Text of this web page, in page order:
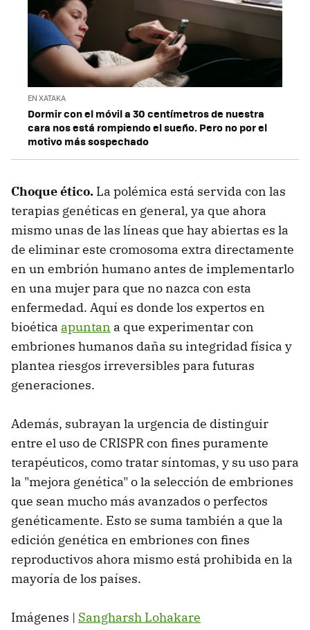
EN XATAKA
Dormir con el móvil a 30 centímetros de nuestra
cara nos está rompiendo el sueño. Pero no por el
motivo más sospechado
Choque ético. La polémica está servida con las
terapias genéticas en general, ya que ahora
mismo unas de las líneas que hay abiertas es la
de eliminar este cromosoma extra directamente
en un embrión humano antes de implementarlo
en una mujer para que no nazca con esta
enfermedad. Aquí es donde los expertos en
bioética apuntan a que experimentar con
embriones humanos daña su integridad física y
plantea riesgos irreversibles para futuras
generaciones.
Además, subrayan la urgencia de distinguir
entre el uso de CRISPR con fines puramente
terapéuticos, como tratar síntomas, y su uso para
la "mejora genética" o la selección de embriones
que sean mucho más avanzados o perfectos
genéticamente. Esto se suma también a que la
edición genética en embriones con fines
reproductivos ahora mismo está prohibida en la
mayoría de los países.
Imágenes | Sangharsh Lohakare